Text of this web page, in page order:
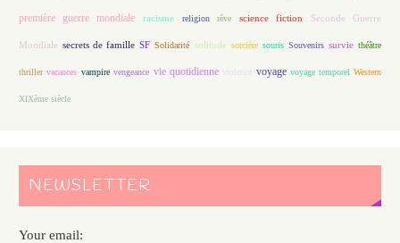
première guerre mondiale racisme religion rêve science fiction Seconde Guerre
Mondiale secrets de famille SF Solidarité solitude sorcière souris Souvenirs survie théâtre
thriller vacances vampire vengeance vie quotidienne violence voyage voyage temporel Western
XIXème siècle
NEWSLETTER
Your email: